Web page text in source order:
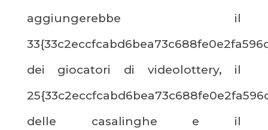
aggiungerebbe il
dei giocatori di videolottery, il
delle casalinghe e il